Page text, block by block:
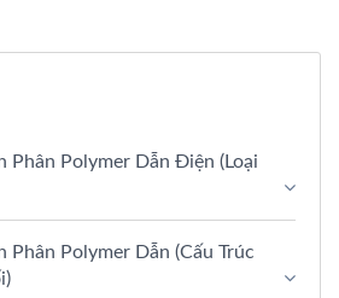
Phân Polymer Dẫn Điện (loại
Polymer Dẫn (Cấu Trúc